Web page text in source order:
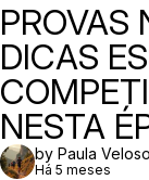
PROVAS
DICAS
NESTA
by Paula Veloso
Há 5 meses